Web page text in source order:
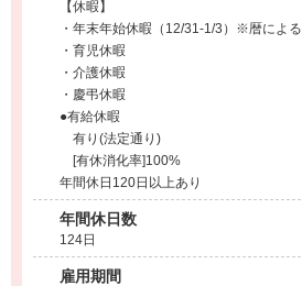
【休暇】
・年末年始休暇（12/31-1/3）※暦による
・育児休暇
・介護休暇
・慶弔休暇
●有給休暇
有り(法定通り)
[有休消化率]100%
年間休日120日以上あり
年間休日数
124日
雇用期間